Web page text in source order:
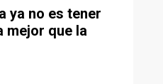
ya no es tener
mejor que la